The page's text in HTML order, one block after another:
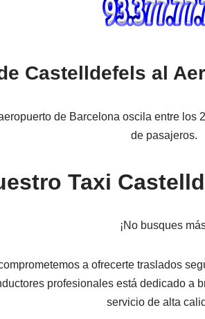
Castelldefels al
de Barcelona oscila entre
de pasajeros.
Taxi
¡No busques
a ofrecerte traslados
profesionales está dedicado a
servicio de alta